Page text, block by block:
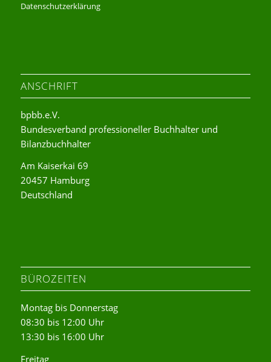
Datenschutzerklärung
ANSCHRIFT
bpbb.e.V.
Bundesverband professioneller Buchhalter und
Bilanzbuchhalter
Am Kaiserkai 69
20457 Hamburg
Deutschland
BÜROZEITEN
Montag bis Donnerstag
08:30 bis 12:00 Uhr
13:30 bis 16:00 Uhr
Freitag